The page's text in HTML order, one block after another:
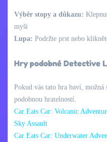
Výběr stopy a důkazu:
myši
Lupa: Podržte prst nebo
Hry podobné Detective
Pokud vás tato hra baví,
podobnou hratelností.
Car Eats Car: Volcanic
Sky Assault
Car Eats Car: Underwater